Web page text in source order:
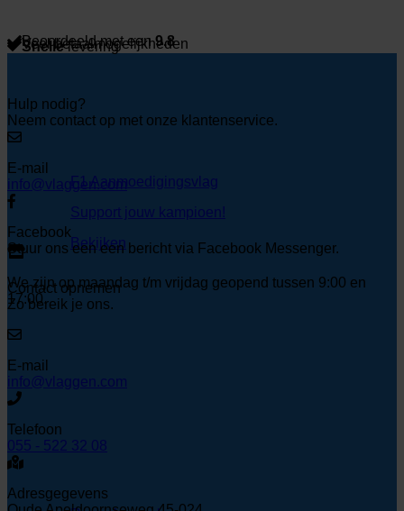
F1 Aanmoedigingsvlag
Support jouw kampioen!
Bekijken
Beoordeeld met een9.8
Veel betaalmogelijkheden
Snellelevering
Hulp nodig?
Neem contact op met onze klantenservice.
E-mail
info@vlaggen.com
Facebook
Stuur ons een een bericht via Facebook Messenger.
We zijn op maandag t/m vrijdag geopend tussen 9:00 en
17:00.
Contact opnemen
Zo bereik je ons.
E-mail
info@vlaggen.com
Telefoon
055 - 522 32 08
Adresgegevens